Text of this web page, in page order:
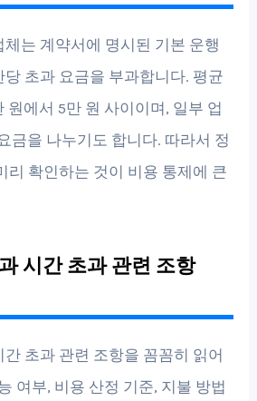
는 계약서에 명시된 기본 운행
초과 요금을 부과합니다. 평균
원에서 5만 원 사이이며, 일부 업
금을 나누기도 합니다. 따라서 정
리 확인하는 것이 비용 통제에 큰
시간 초과 관련 조항
초과 관련 조항을 꼼꼼히 읽어
여부, 비용 산정 기준, 지불 방법